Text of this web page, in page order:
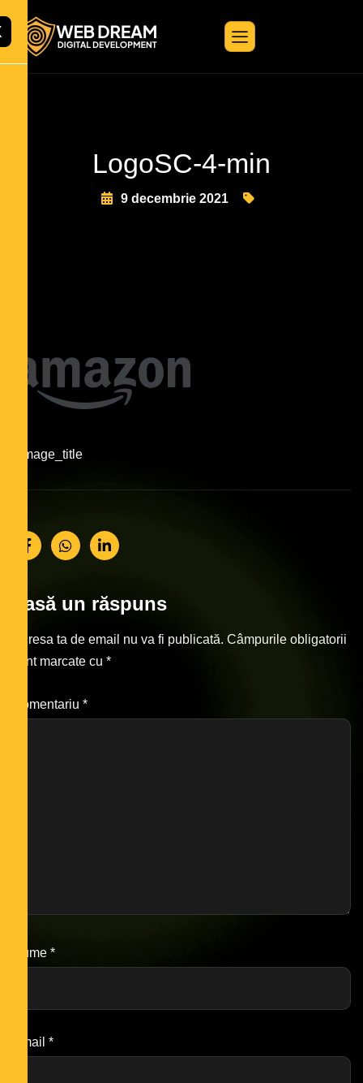
LogoSC-4-min
9 decembrie 2021
#image_title
Lasă un răspuns
Adresa ta de email nu va fi publicată. Câmpurile obligatorii
sunt marcate cu *
Comentariu *
Nume *
Email *